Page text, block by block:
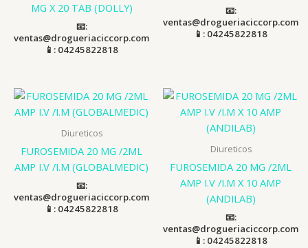
MG X 20 TAB (DOLLY)
📧:
ventas@drogueriaciccorp.com
📱: 04245822818
📧:
ventas@drogueriaciccorp.com
📱: 04245822818
Diureticos
FUROSEMIDA 20 MG /2ML
AMP I.V /I.M (GLOBALMEDIC)
📧:
ventas@drogueriaciccorp.com
📱: 04245822818
Diureticos
FUROSEMIDA 20 MG /2ML
AMP I.V /I.M X 10 AMP
(ANDILAB)
📧:
ventas@drogueriaciccorp.com
📱: 04245822818